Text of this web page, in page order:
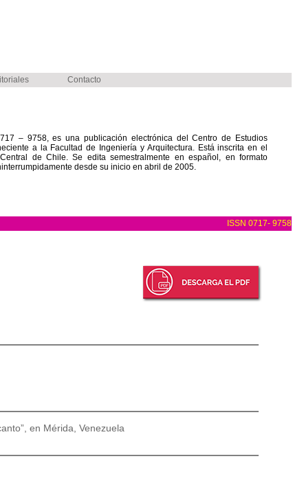
Contacto
– 9758, es una publicación electrónica del Centro de Estudios
a la Facultad de Ingeniería y Arquitectura. Está inscrita en el
de Chile. Se edita semestralmente en español, en formato
desde su inicio en abril de 2005.
ISSN 0717- 9758
en Mérida, Venezuela